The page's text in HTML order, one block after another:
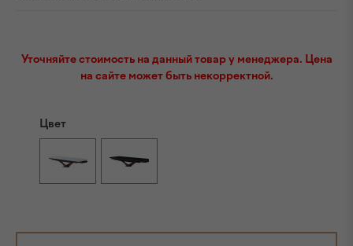
Уточняйте стоимость на данный товар у менеджера. Цена
на сайте может быть некорректной.
Цвет